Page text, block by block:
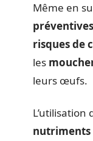
Même en
préventives
risques de
les
leurs œufs.
L’utilisation
nutriments